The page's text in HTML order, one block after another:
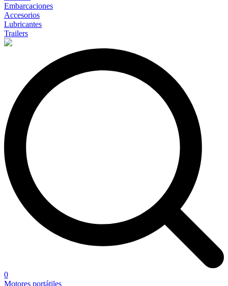
Embarcaciones
Accesorios
Lubricantes
Trailers
0
Motores portátiles